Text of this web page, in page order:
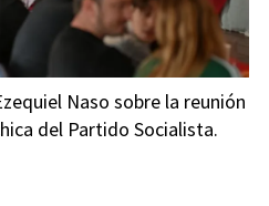
Naso sobre la reunión
del Partido Socialista.